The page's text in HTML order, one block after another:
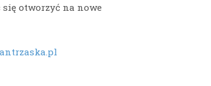
otworzyć na nowe